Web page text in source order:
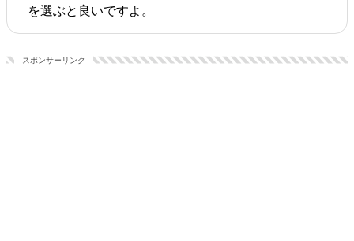
を選ぶと良いですよ。
スポンサーリンク